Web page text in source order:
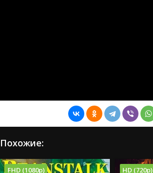
Похожие:
FHD (1080p) HD (720p)